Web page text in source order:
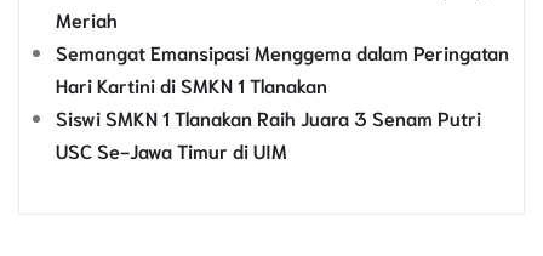
Meriah
Semangat Emansipasi Menggema dalam Peringatan
Hari Kartini di SMKN 1 Tlanakan
Siswi SMKN 1 Tlanakan Raih Juara 3 Senam Putri
USC Se-Jawa Timur di UIM